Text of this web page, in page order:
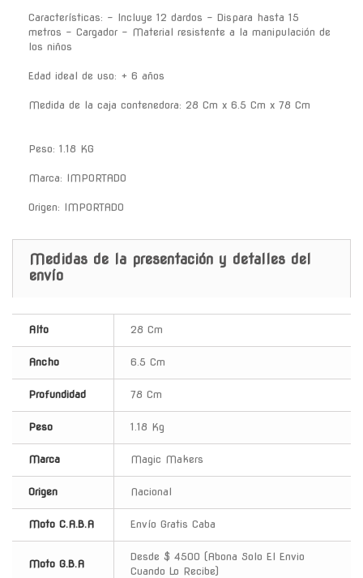
Características: - Incluye 12 dardos - Dispara hasta 15
metros - Cargador - Material resistente a la manipulación de
los niños
Edad ideal de uso: + 6 años
Medida de la caja contenedora: 28 Cm x 6.5 Cm x 78 Cm
Peso: 1.18 KG
Marca: IMPORTADO
Origen: IMPORTADO
Medidas de la presentación y detalles del
envío
Alto 28 Cm
Ancho 6.5 Cm
Profundidad 78 Cm
Peso 1.18 Kg
Marca Magic Makers
Origen Nacional
Moto C.A.B.A Envío Gratis Caba
Moto G.B.A
Desde $ 4500 (Abona Solo El Envio
Cuando Lo Recibe)